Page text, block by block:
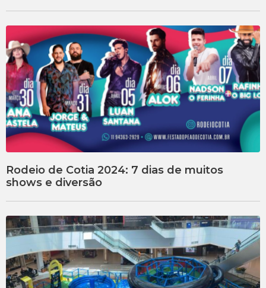
Rodeio de Cotia 2024: 7 dias de muitos
shows e diversão